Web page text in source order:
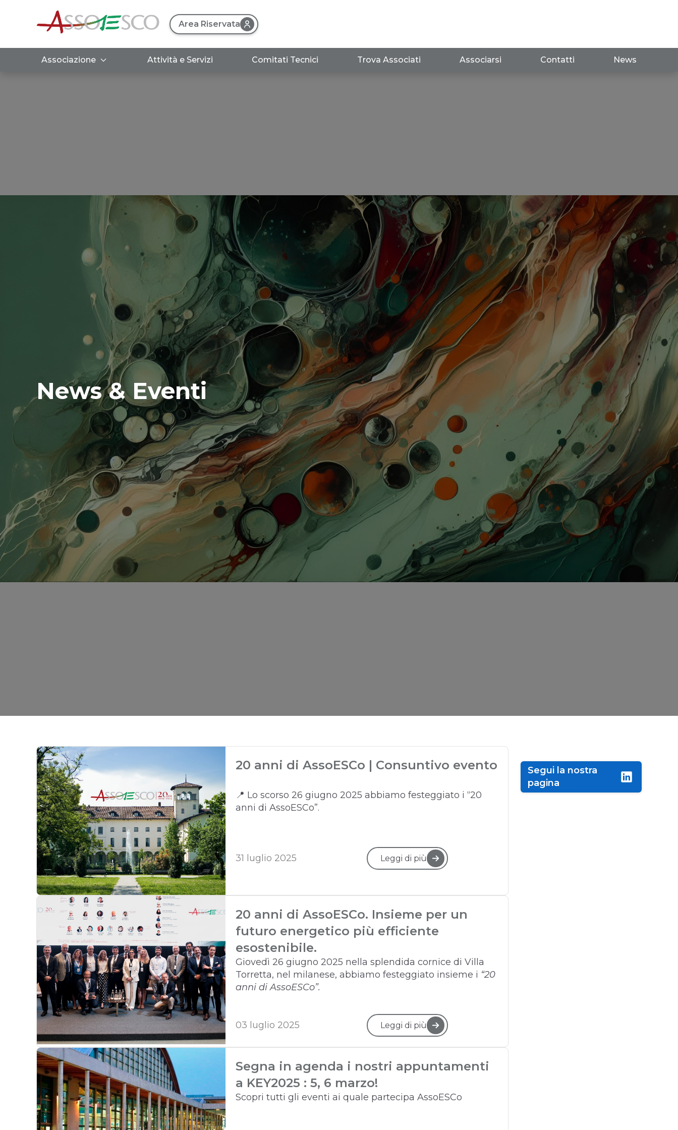
Area Riservata
Associazione Attività e Servizi Comitati Tecnici Trova Associati Associarsi Contatti News
News & Eventi
20 anni di AssoESCo | Consuntivo evento
📍 Lo scorso 26 giugno 2025 abbiamo festeggiato i “20
anni di AssoESCo”.
31 luglio 2025 Leggi di più
20 anni di AssoESCo. Insieme per un
futuro energetico più efficiente
esostenibile.
Giovedì 26 giugno 2025 nella splendida cornice di Villa
Torretta, nel milanese, abbiamo festeggiato insieme i “20
anni di AssoESCo”.
03 luglio 2025 Leggi di più
Segna in agenda i nostri appuntamenti
a KEY2025 : 5, 6 marzo!
Scopri tutti gli eventi ai quale partecipa AssoESCo
Segui la nostra
pagina